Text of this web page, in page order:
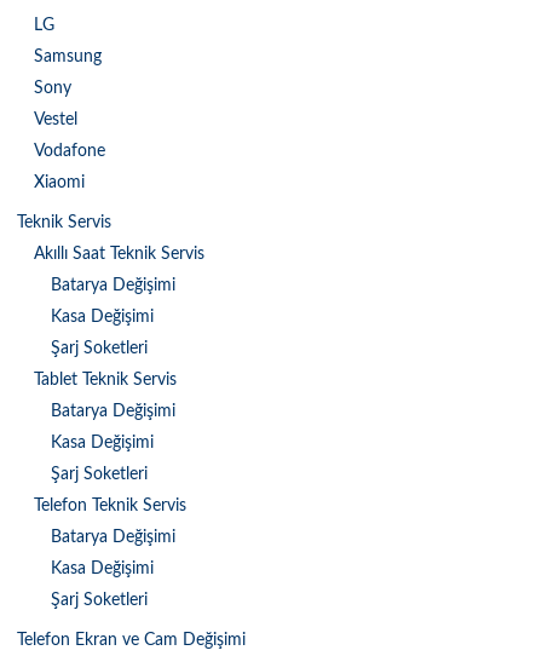
LG
Samsung
Sony
Vestel
Vodafone
Xiaomi
Teknik Servis
Akıllı Saat Teknik Servis
Batarya Değişimi
Kasa Değişimi
Şarj Soketleri
Tablet Teknik Servis
Batarya Değişimi
Kasa Değişimi
Şarj Soketleri
Telefon Teknik Servis
Batarya Değişimi
Kasa Değişimi
Şarj Soketleri
Telefon Ekran ve Cam Değişimi